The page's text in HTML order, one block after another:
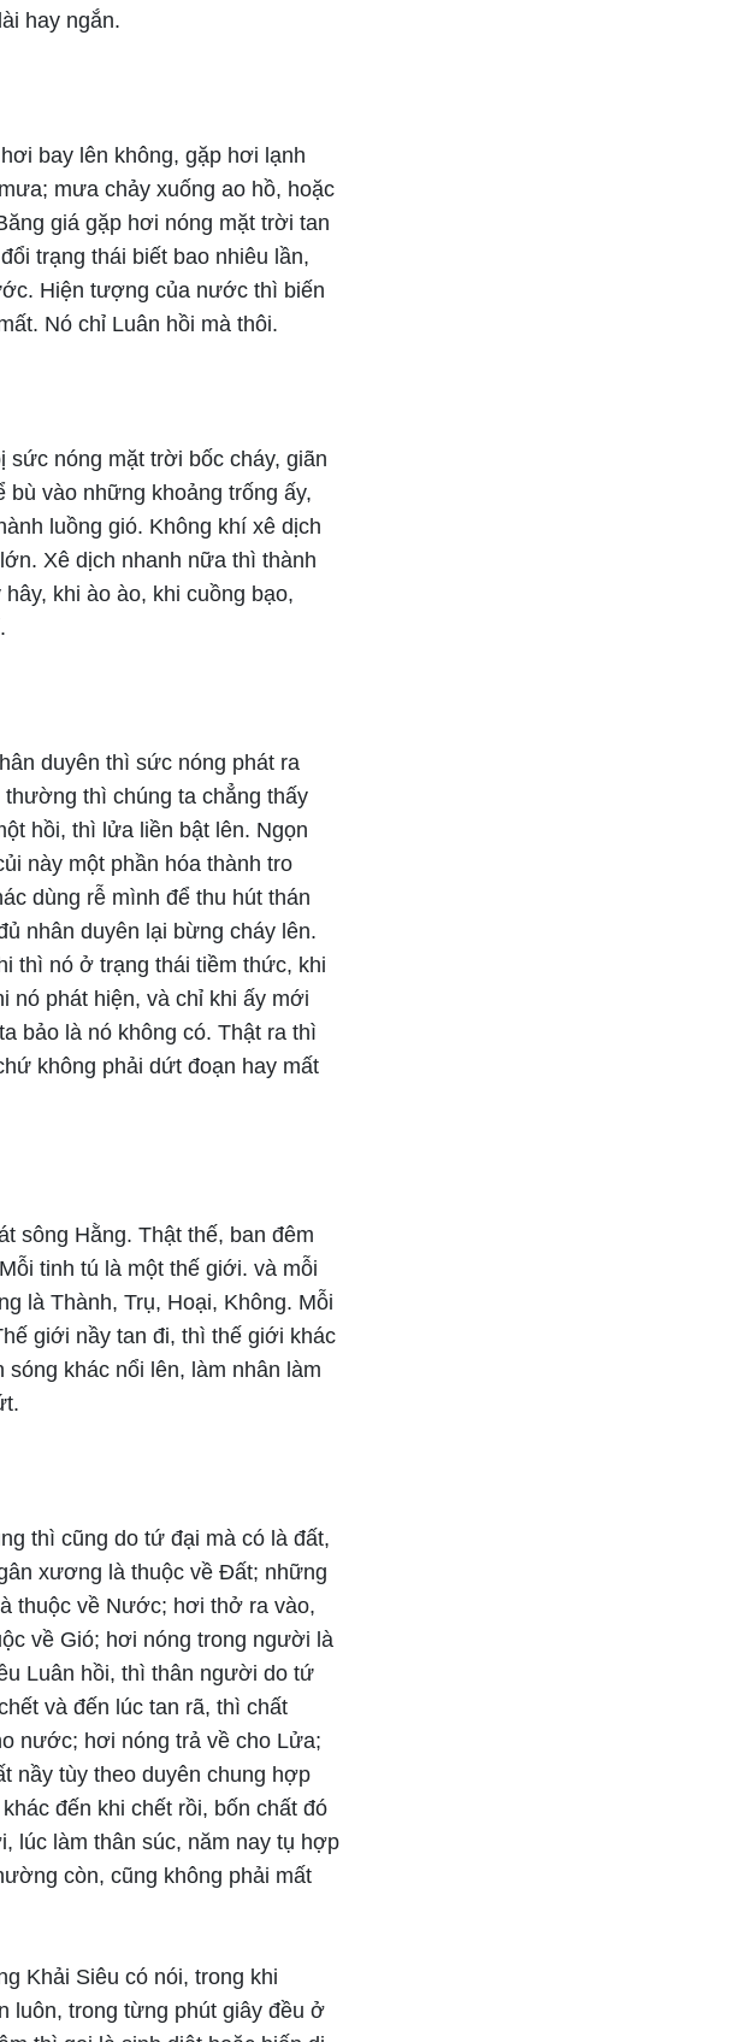
hay ngắn.
bay lên không, gặp hơi lạnh
mưa chảy xuống ao hồ, hoặc
giá gặp hơi nóng mặt trời tan
trạng thái biết bao nhiêu lần,
Hiện tượng của nước thì biến
Nó chỉ Luân hồi mà thôi.
sức nóng mặt trời bốc cháy, giãn
vào những khoảng trống ấy,
luồng gió. Không khí xê dịch
Xê dịch nhanh nữa thì thành
khi ào ào, khi cuồng bạo,
duyên thì sức nóng phát ra
thì chúng ta chẳng thấy
hồi, thì lửa liền bật lên. Ngọn
này một phần hóa thành tro
dùng rễ mình để thu hút thán
nhân duyên lại bừng cháy lên.
thì nó ở trạng thái tiềm thức, khi
nó phát hiện, và chỉ khi ấy mới
bảo là nó không có. Thật ra thì
không phải dứt đoạn hay mất
sông Hằng. Thật thế, ban đêm
tinh tú là một thế giới. và mỗi
là Thành, Trụ, Hoại, Không. Mỗi
giới nầy tan đi, thì thế giới khác
khác nổi lên, làm nhân làm
thì cũng do tứ đại mà có là đất,
xương là thuộc về Đất; những
thuộc về Nước; hơi thở ra vào,
về Gió; hơi nóng trong người là
Luân hồi, thì thân người do tứ
và đến lúc tan rã, thì chất
nước; hơi nóng trả về cho Lửa;
nầy tùy theo duyên chung hợp
đến khi chết rồi, bốn chất đó
lúc làm thân súc, năm nay tụ hợp
còn, cũng không phải mất
Khải Siêu có nói, trong khi
luôn, trong từng phút giây đều ở